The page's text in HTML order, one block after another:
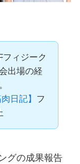
ィジーク
出場の経
日記】 フ
グの成果報告